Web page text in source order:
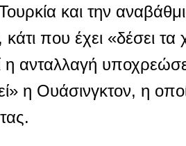
και την
που έχει «δέσει τα
ανταλλαγή
η Ουάσινγκτον, η